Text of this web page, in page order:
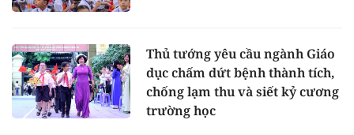
Thủ tướng yêu cầu ngành Giáo
dục chấm dứt bệnh thành tích,
chống lạm thu và siết kỷ cương
trường học